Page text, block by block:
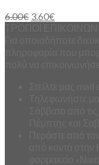
6.00€ 3.60€